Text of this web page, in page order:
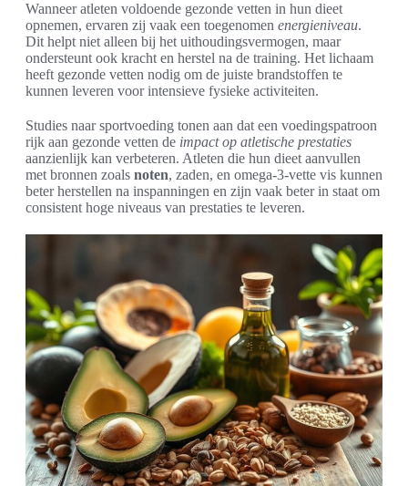
Wanneer atleten voldoende gezonde vetten in hun dieet
opnemen, ervaren zij vaak een toegenomen energieniveau.
Dit helpt niet alleen bij het uithoudingsvermogen, maar
ondersteunt ook kracht en herstel na de training. Het lichaam
heeft gezonde vetten nodig om de juiste brandstoffen te
kunnen leveren voor intensieve fysieke activiteiten.
Studies naar sportvoeding tonen aan dat een voedingspatroon
rijk aan gezonde vetten de impact op atletische prestaties
aanzienlijk kan verbeteren. Atleten die hun dieet aanvullen
met bronnen zoals noten, zaden, en omega-3-vette vis kunnen
beter herstellen na inspanningen en zijn vaak beter in staat om
consistent hoge niveaus van prestaties te leveren.